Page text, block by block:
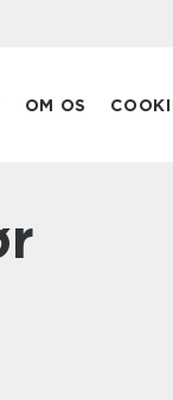
OM OS